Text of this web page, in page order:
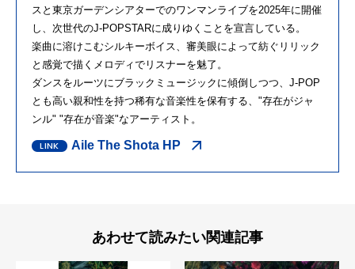
スと東京ガーデンシアターでのワンマンライブを2025年に開催
し、次世代のJ-POPSTARに成りゆくことを宣言している。
楽曲に溶けこむシルキーボイス、審美眼によって紡ぐリリック
と感覚で描くメロディでリスナーを魅了。
ダンスをルーツにブラックミュージックに傾倒しつつ、J-POP
とも高い親和性を持つ稀有な音楽性を保有する、"存在がジャ
ンル" "存在が音楽"なアーティスト。
Aile The Shota HP
あわせて読みたい関連記事